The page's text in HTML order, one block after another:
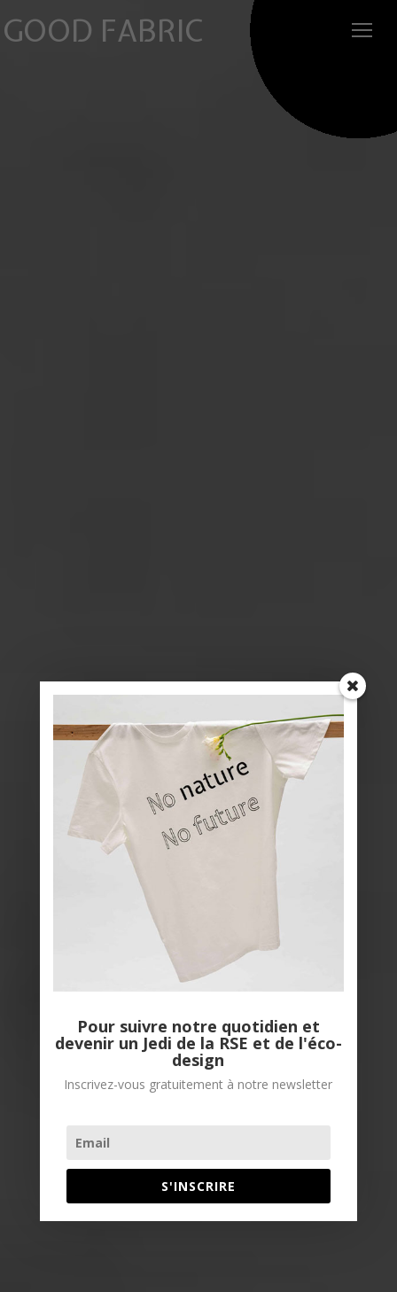
GOOD FABRIC
Pour suivre notre quotidien et
devenir un Jedi de la RSE et de l'éco-
design
Inscrivez-vous gratuitement à notre newsletter
S'INSCRIRE